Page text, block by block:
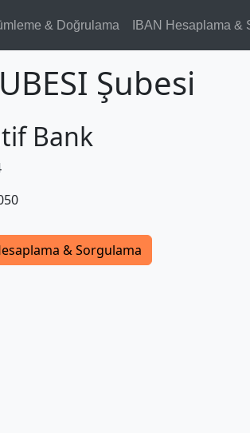
& Doğrulama IBAN Hesaplama &
Şubesi
Bank
& Sorgulama